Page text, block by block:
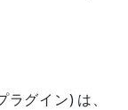
グイン) は、